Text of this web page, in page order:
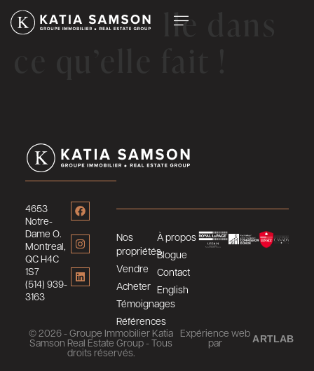
Katia excelle dans
4653
Notre-
Dame O.
Montreal,
QC H4C
1S7
(514) 939-
3163
Nos
propriétés
Vendre
Acheter
Témoignages
Références
À propos
Blogue
Contact
English
© 2026 - Groupe Immobilier Katia
Samson Real Estate Group - Tous
droits réservés.
Expérience web
par ARTLAB